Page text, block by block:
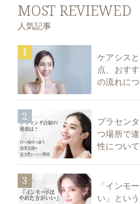
MOST REVIEWED
人気記事
1
ケアシス
点、おす
の流れに
2
プラセン
つ場所で
性につい
3
「インモ
い」とい